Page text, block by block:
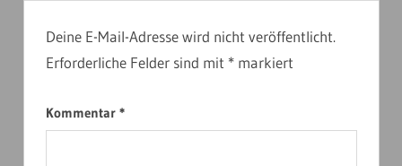
Deine E-Mail-Adresse wird nicht veröffentlicht.
Erforderliche Felder sind mit *markiert
Kommentar *